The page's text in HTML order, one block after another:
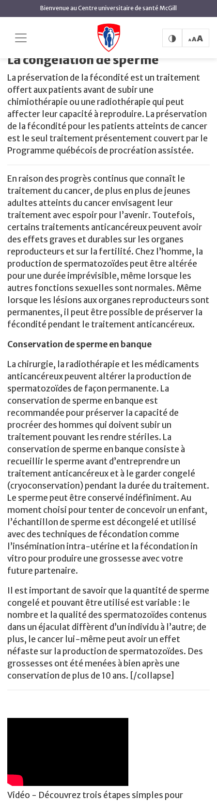
principal
Bienvenue au Centre universitaire de santé McGill
Centre de la reproduction du CUSM
congélation de sperme
La congélation de sperme
La préservation de la fécondité est un traitement
offert aux patients avant de subir une
chimiothérapie ou une radiothérapie qui peut
affecter leur capacité à reproduire. La préservation
de la fécondité pour les patients atteints de cancer
est le seul traitement présentement couvert par le
Programme québécois de procréation assistée.
En raison des progrès continus que connaît le
traitement du cancer, de plus en plus de jeunes
adultes atteints du cancer envisagent leur
traitement avec espoir pour l’avenir. Toutefois,
certains traitements anticancéreux peuvent avoir
des effets graves et durables sur les organes
reproducteurs et sur la fertilité. Chez l’homme, la
production de spermatozoïdes peut être altérée
pour une durée imprévisible, même lorsque les
autres fonctions sexuelles sont normales. Même
lorsque les lésions aux organes reproducteurs sont
permanentes, il peut être possible de préserver la
fécondité pendant le traitement anticancéreux.
Conservation de sperme en banque
La chirurgie, la radiothérapie et les médicaments
anticancéreux peuvent altérer la production de
spermatozoïdes de façon permanente. La
conservation de sperme en banque est
recommandée pour préserver la capacité de
procréer des hommes qui doivent subir un
traitement pouvant les rendre stériles. La
conservation de sperme en banque consiste à
recueillir le sperme avant d’entreprendre un
traitement anticancéreux et à le garder congelé
(cryoconservation) pendant la durée du traitement.
Le sperme peut être conservé indéfiniment. Au
moment choisi pour tenter de concevoir un enfant,
l’échantillon de sperme est décongelé et utilisé
avec des techniques de fécondation comme
l’insémination intra-utérine et la fécondation in
vitro pour produire une grossesse avec votre
future partenaire.
Il est important de savoir que la quantité de sperme
congelé et pouvant être utilisé est variable : le
nombre et la qualité des spermatozoïdes contenus
dans un éjaculat diffèrent d’un individu à l’autre; de
plus, le cancer lui-même peut avoir un effet
néfaste sur la production de spermatozoïdes. Des
grossesses ont été menées à bien après une
conservation de plus de 10 ans. [/collapse]
Vidéo - Découvrez trois étapes simples pour